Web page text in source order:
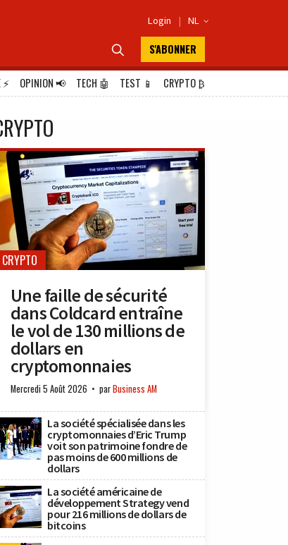
Login | NL 
 S'ABONNER
⚡ OPINION📢 TECH 🤖 TEST 📱 CRYPTO₿
CRYPTO
Une faille de sécurité
dans Coldcard entraîne
le vol de 130 millions de
dollars en
cryptomonnaies
Mercredi 5 Août 2026 parBusiness AM
La société spécialisée dans les
cryptomonnaies d’Eric Trump
voit son patrimoine fondre de
pas moins de 600 millions de
dollars
La société américaine de
développement Strategy vend
pour 216 millions de dollars de
bitcoins